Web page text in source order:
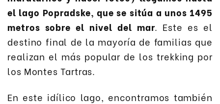
el lago Popradske, que se sitúa a unos 1495
metros sobre el nivel del mar. Este es el
destino final de la mayoría de familias que
realizan el más popular de los trekking por
los Montes Tartras.
En este idílico lago, encontramos también